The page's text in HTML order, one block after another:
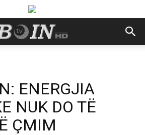
ENERGJIA
NUK DO TË
ÇMIM